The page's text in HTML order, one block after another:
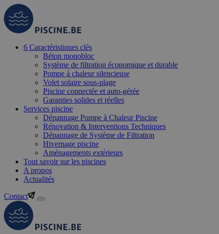
6 Caractéristiques clés
Béton monobloc
Système de filtration économique et durable
Pompe à chaleur silencieuse
Volet solaire sous-plage
Piscine connectée et auto-gérée
Garanties solides et réelles
Services piscine
Dépannage Pompe à Chaleur Piscine
Rénovation & Interventions Techniques
Dépannage de Système de Filtration
Hivernage piscine
Aménagements extérieurs
Tout savoir sur les piscines
A propos
Actualités
Contact